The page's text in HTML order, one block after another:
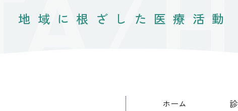
地域に根ざした医療活動
ホーム